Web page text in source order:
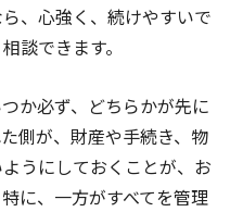
、心強く、続けやすいで
談できます。
か必ず、どちらかが先に
側が、財産や手続き、物
うにしておくことが、お
に、一方がすべてを管理